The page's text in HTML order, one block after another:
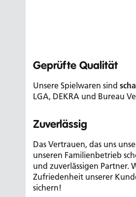
Geprüfte Qualität
Unsere Spielwaren sind
LGA, DEKRA und Bureau
Zuverlässig
Das Vertrauen, das uns
unseren Familienbetrieb
und zuverlässigen Partner.
Zufriedenheit unserer
sichern!